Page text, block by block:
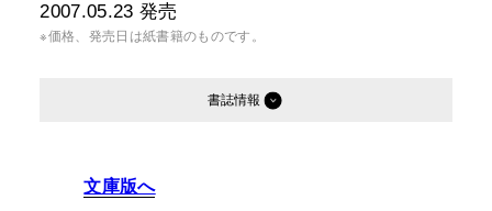
2007.05.23 発売
※価格、発売日は紙書籍のものです。
書誌情報
文庫版へ